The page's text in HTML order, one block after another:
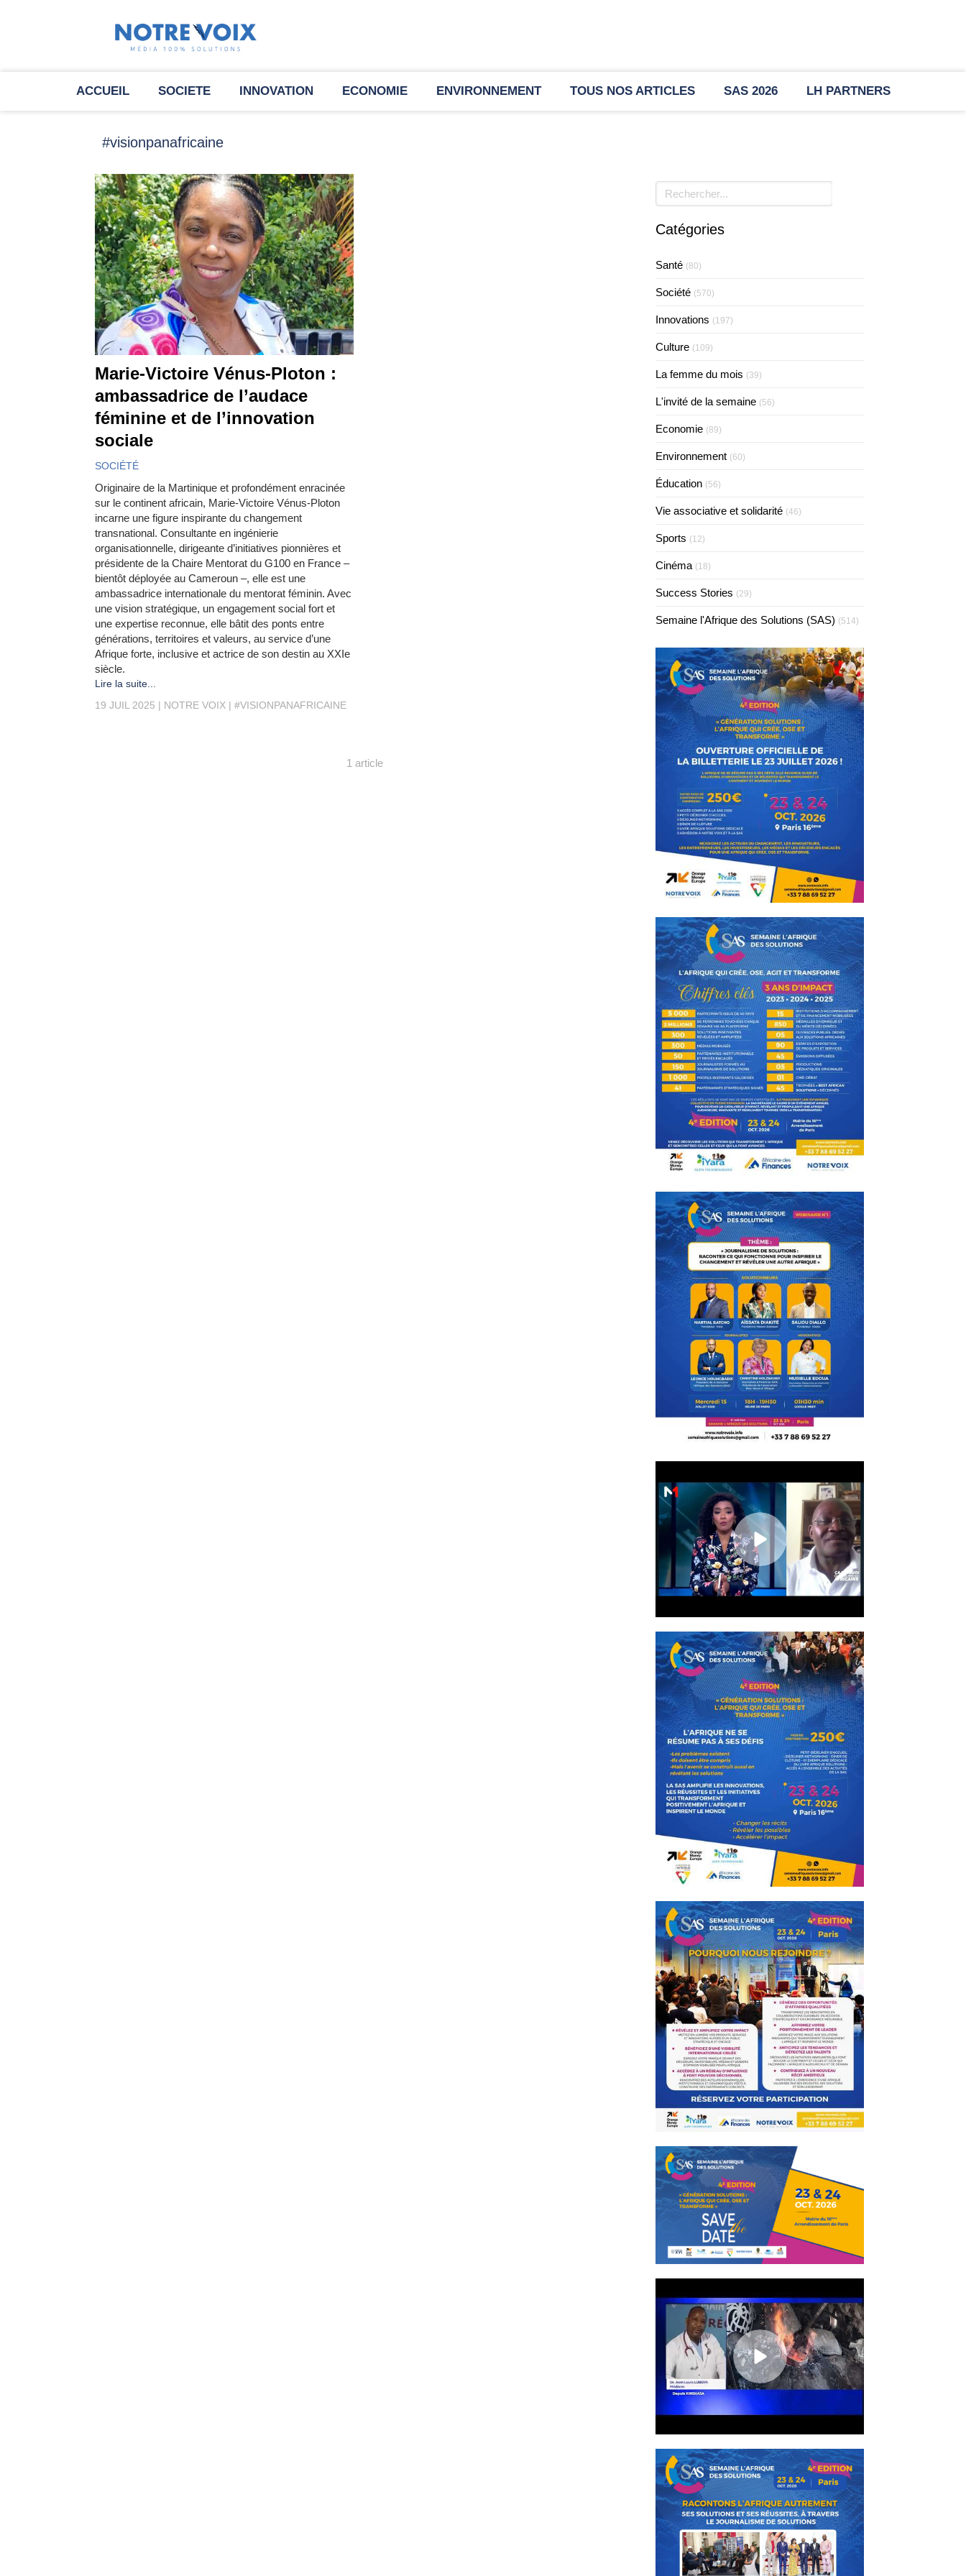
ACCUEIL SOCIETE INNOVATION ECONOMIE ENVIRONNEMENT TOUS NOS ARTICLES SAS 2026 LH PARTNERS
#visionpanafricaine
Marie-Victoire Vénus-Ploton :
ambassadrice de l’audace
féminine et de l’innovation
sociale
SOCIÉTÉ
Originaire de la Martinique et profondément enracinée
sur le continent africain, Marie-Victoire Vénus-Ploton
incarne une figure inspirante du changement
transnational. Consultante en ingénierie
organisationnelle, dirigeante d’initiatives pionnières et
présidente de la Chaire Mentorat du G100 en France –
bientôt déployée au Cameroun –, elle est une
ambassadrice internationale du mentorat féminin. Avec
une vision stratégique, un engagement social fort et
une expertise reconnue, elle bâtit des ponts entre
générations, territoires et valeurs, au service d’une
Afrique forte, inclusive et actrice de son destin au XXIe
siècle.
Lire la suite...
19 JUIL 2025
NOTRE VOIX #VISIONPANAFRICAINE
1 article
Rechercher
Catégories
Santé (80)
Société (570)
Innovations (197)
Culture (109)
La femme du mois (39)
L'invité de la semaine (56)
Economie (89)
Environnement (60)
Éducation (56)
Vie associative et solidarité (46)
Sports (12)
Cinéma (18)
Success Stories (29)
Semaine l'Afrique des Solutions (SAS) (514)